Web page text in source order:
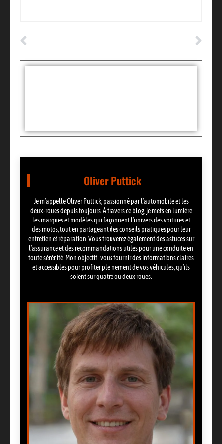
Oliver Puttick
Je m’appelle Oliver Puttick, passionné par l’automobile et les
deux-roues depuis toujours. À travers ce blog, je mets en lumière
les marques et modèles qui façonnent l’univers des voitures et
des motos, tout en partageant des conseils pratiques pour leur
entretien et réparation. Vous trouverez également des astuces sur
l’assurance et des recommandations utiles pour une conduite en
toute sérénité. Mon objectif : vous fournir des informations claires
et accessibles pour profiter pleinement de vos véhicules, qu’ils
soient sur quatre ou deux roues.